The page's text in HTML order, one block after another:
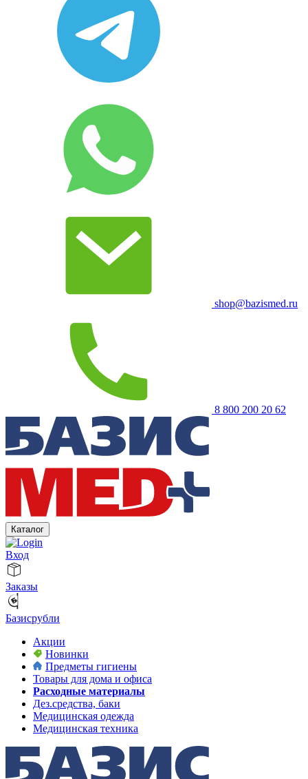
shop@bazismed.ru
8 800 200 20 62
Каталог
Вход
Заказы
Базисрубли
Акции
Новинки
Предметы гигиены
Товары для дома и офиса
Расходные материалы
Дез.средства, баки
Медицинская одежда
Медицинская техника